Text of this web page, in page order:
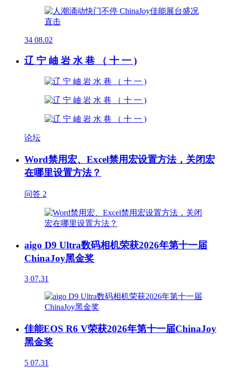
34 08.02
辽 宁 岫 岩 水 巷 （ 十 一 )
论坛
Word禁用宏、Excel禁用宏设置方法，关闭宏
在哪里设置方法？
问答 2
aigo D9 Ultra数码相机荣获2026年第十一届
ChinaJoy黑金奖
3 07.31
佳能EOS R6 V荣获2026年第十一届ChinaJoy
黑金奖
5 07.31